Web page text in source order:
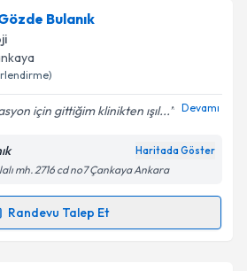
Elgörmüşiçin randevu takvimi
bu uzmandan randevu almanız
e-posta ile
işlenmesine ilişkinAydınlatma
ve kişisel verilerimin belirtilen
kabul ediyorum.
Bulanık
için gittiğim klinikten ışıl... Devamı
Haritada Göster
mh. 2716 cd no7 Çankaya Ankara
Randevu Talep Et
Talebi